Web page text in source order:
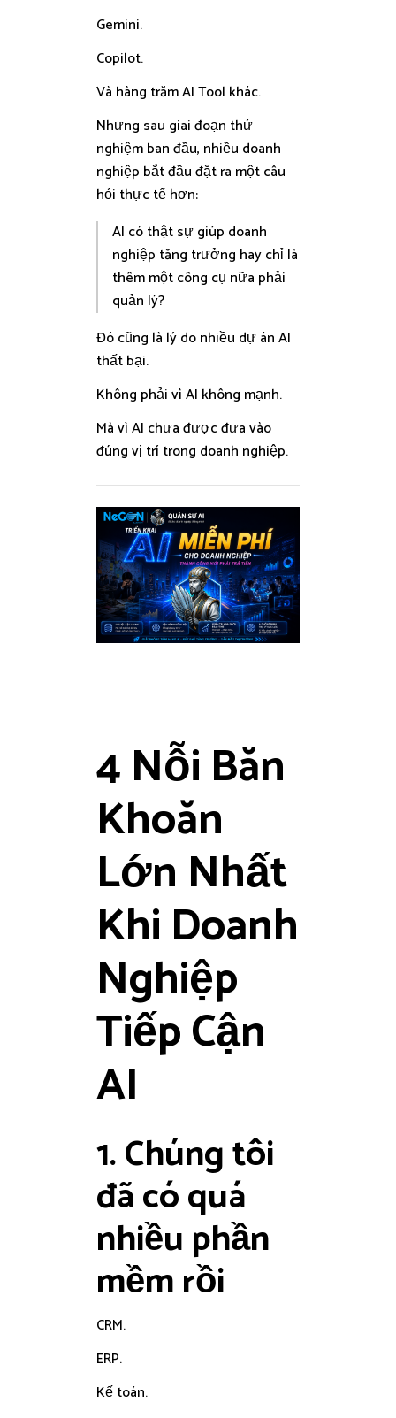
Gemini.
Copilot.
Và hàng trăm AI Tool khác.
Nhưng sau giai đoạn thử
nghiệm ban đầu, nhiều doanh
nghiệp bắt đầu đặt ra một câu
hỏi thực tế hơn:
AI có thật sự giúp doanh
nghiệp tăng trưởng hay chỉ là
thêm một công cụ nữa phải
quản lý?
Đó cũng là lý do nhiều dự án AI
thất bại.
Không phải vì AI không mạnh.
Mà vì AI chưa được đưa vào
đúng vị trí trong doanh nghiệp.
4 Nỗi Băn
Khoăn
Lớn Nhất
Khi Doanh
Nghiệp
Tiếp Cận
AI
1. Chúng tôi
đã có quá
nhiều phần
mềm rồi
CRM.
ERP.
Kế toán.